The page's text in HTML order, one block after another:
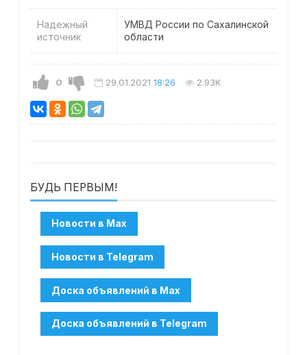
Надежный
источник
УМВД России по Сахалинской
области
0 29.01.2021 18:26 2.93K
БУДЬ ПЕРВЫМ!